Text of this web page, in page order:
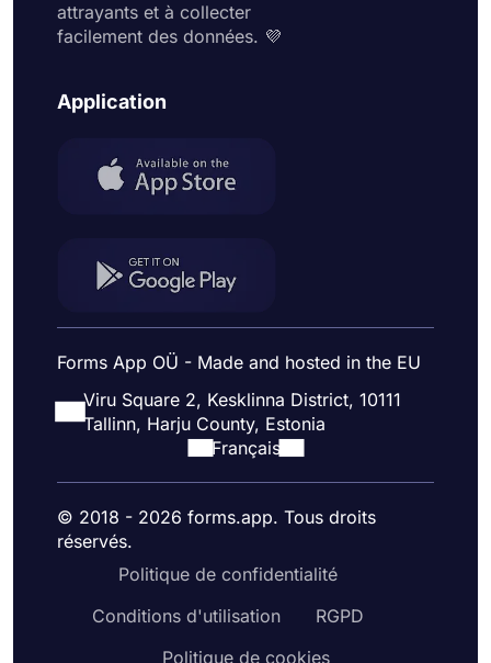
attrayants et à collecter
facilement des données. 💜
Application
Forms App OÜ - Made and hosted in the EU
Viru Square 2, Kesklinna District, 10111
Tallinn, Harju County, Estonia
Français
© 2018 - 2026 forms.app. Tous droits
réservés.
Politique de confidentialité
Conditions d'utilisation
RGPD
Politique de cookies